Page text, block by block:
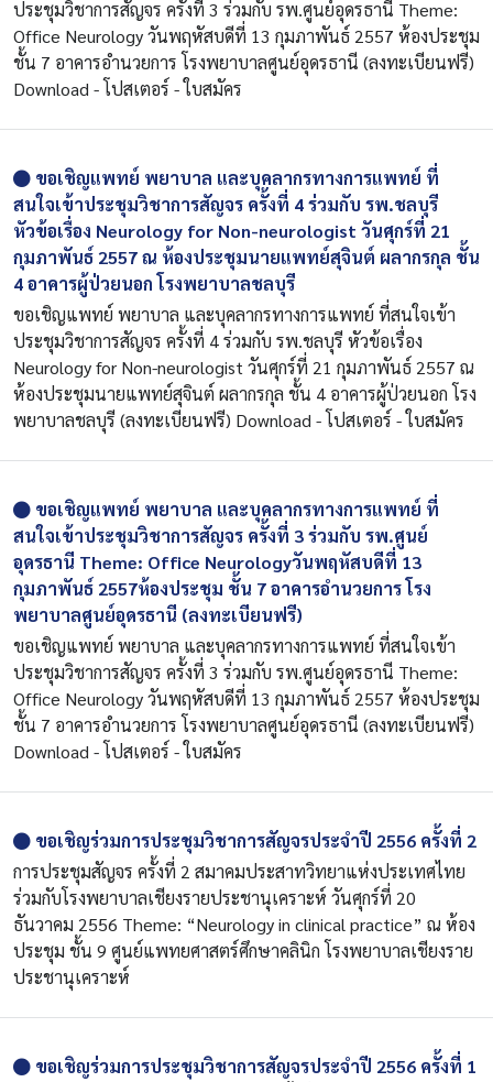
ประชุมวิชาการสัญจร ครั้งที่ 3 ร่วมกับ รพ.ศูนย์อุดรธานี Theme:
Office Neurology วันพฤหัสบดีที่ 13 กุมภาพันธ์ 2557 ห้องประชุม
ชั้น 7 อาคารอำนวยการ โรงพยาบาลศูนย์อุดรธานี (ลงทะเบียนฟรี)
Download - โปสเตอร์ - ใบสมัคร
ขอเชิญแพทย์ พยาบาล และบุคลากรทางการแพทย์ ที่
สนใจเข้าประชุมวิชาการสัญจร ครั้งที่ 4 ร่วมกับ รพ.ชลบุรี
หัวข้อเรื่อง Neurology for Non-neurologist วันศุกร์ที่ 21
กุมภาพันธ์ 2557 ณ ห้องประชุมนายแพทย์สุจินต์ ผลากรกุล ชั้น
4 อาคารผู้ป่วยนอก โรงพยาบาลชลบุรี
ขอเชิญแพทย์ พยาบาล และบุคลากรทางการแพทย์ ที่สนใจเข้า
ประชุมวิชาการสัญจร ครั้งที่ 4 ร่วมกับ รพ.ชลบุรี หัวข้อเรื่อง
Neurology for Non-neurologist วันศุกร์ที่ 21 กุมภาพันธ์ 2557 ณ
ห้องประชุมนายแพทย์สุจินต์ ผลากรกุล ชั้น 4 อาคารผู้ป่วยนอก โรง
พยาบาลชลบุรี (ลงทะเบียนฟรี) Download - โปสเตอร์ - ใบสมัคร
ขอเชิญแพทย์ พยาบาล และบุคลากรทางการแพทย์ ที่
สนใจเข้าประชุมวิชาการสัญจร ครั้งที่ 3 ร่วมกับ รพ.ศูนย์
อุดรธานี Theme: Office Neurologyวันพฤหัสบดีที่ 13
กุมภาพันธ์ 2557ห้องประชุม ชั้น 7 อาคารอำนวยการ โรง
พยาบาลศูนย์อุดรธานี (ลงทะเบียนฟรี)
ขอเชิญแพทย์ พยาบาล และบุคลากรทางการแพทย์ ที่สนใจเข้า
ประชุมวิชาการสัญจร ครั้งที่ 3 ร่วมกับ รพ.ศูนย์อุดรธานี Theme:
Office Neurology วันพฤหัสบดีที่ 13 กุมภาพันธ์ 2557 ห้องประชุม
ชั้น 7 อาคารอำนวยการ โรงพยาบาลศูนย์อุดรธานี (ลงทะเบียนฟรี)
Download - โปสเตอร์ - ใบสมัคร
ขอเชิญร่วมการประชุมวิชาการสัญจรประจำปี 2556 ครั้งที่ 2
การประชุมสัญจร ครั้งที่ 2 สมาคมประสาทวิทยาแห่งประเทศไทย
ร่วมกับโรงพยาบาลเชียงรายประชานุเคราะห์ วันศุกร์ที่ 20
ธันวาคม 2556 Theme: “Neurology in clinical practice” ณ ห้อง
ประชุม ชั้น 9 ศูนย์แพทยศาสตร์ศึกษาคลินิก โรงพยาบาลเชียงราย
ประชานุเคราะห์
ขอเชิญร่วมการประชุมวิชาการสัญจรประจำปี 2556 ครั้งที่ 1